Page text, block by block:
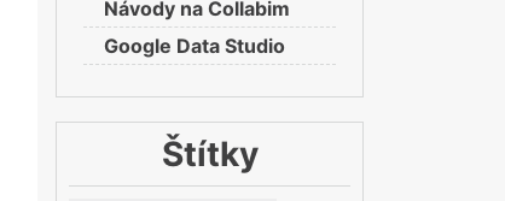
Návody na Collabim
Google Data Studio
Štítky